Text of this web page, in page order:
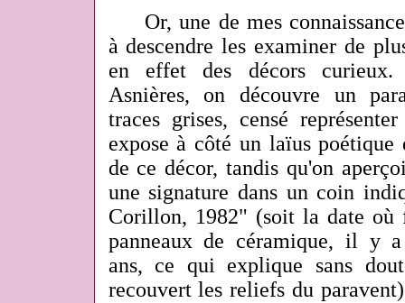
Or, une de mes
à descendre les examiner de
en effet des décors
Asnières, on découvre un
traces grises, censé
expose à côté un laïus
de ce décor, tandis qu'on
une signature dans un coin
Corillon, 1982" (soit la date où
panneaux de céramique, il y
ans, ce qui explique sans
recouvert les reliefs du